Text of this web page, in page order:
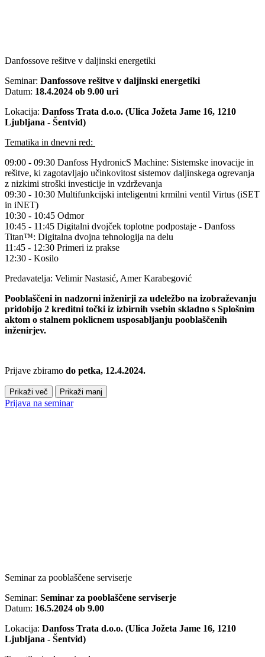
Danfossove rešitve v daljinski energetiki
Seminar: Danfossove rešitve v daljinski energetiki
Datum: 18.4.2024 ob 9.00 uri
Lokacija: Danfoss Trata d.o.o. (Ulica Jožeta Jame 16, 1210
Ljubljana - Šentvid)
Tematika in dnevni red:
09:00 - 09:30 Danfoss HydronicS Machine: Sistemske inovacije in
rešitve, ki zagotavljajo učinkovitost sistemov daljinskega ogrevanja
z nizkimi stroški investicije in vzdrževanja
09:30 - 10:30 Multifunkcijski inteligentni krmilni ventil Virtus (iSET
in iNET)
10:30 - 10:45 Odmor
10:45 - 11:45 Digitalni dvojček toplotne podpostaje - Danfoss
Titan™: Digitalna dvojna tehnologija na delu
11:45 - 12:30 Primeri iz prakse
12:30 - Kosilo
Predavatelja: Velimir Nastasić, Amer Karabegović
Pooblaščeni in nadzorni inženirji za udeležbo na izobraževanju
pridobijo 2 kreditni točki iz izbirnih vsebin skladno s Splošnim
aktom o stalnem poklicnem usposabljanju pooblaščenih
inženirjev.
Prijave zbiramo do petka, 12.4.2024.
Prikaži več Prikaži manj
Prijava na seminar
Seminar za pooblaščene serviserje
Seminar: Seminar za pooblaščene serviserje
Datum: 16.5.2024 ob 9.00
Lokacija: Danfoss Trata d.o.o. (Ulica Jožeta Jame 16, 1210
Ljubljana - Šentvid)